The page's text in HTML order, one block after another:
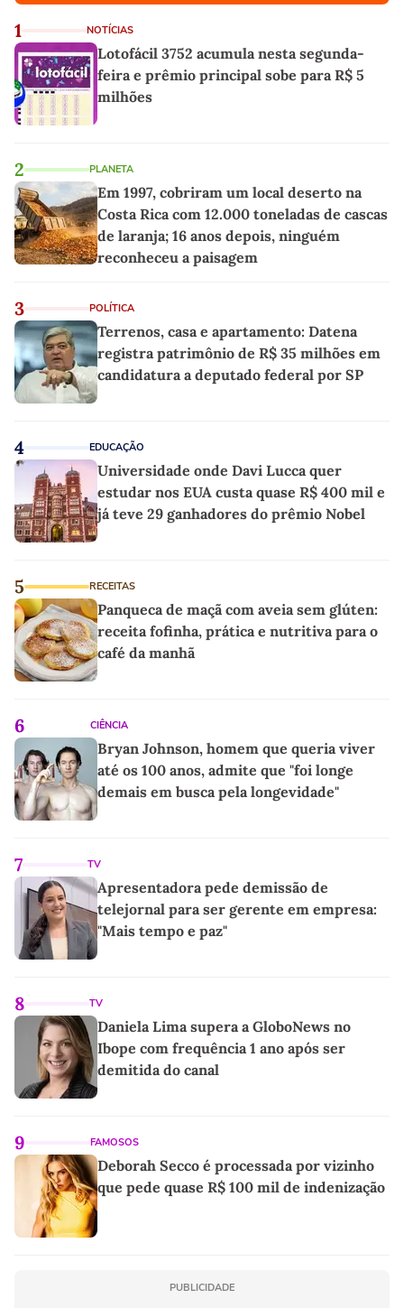
1 NOTÍCIAS
Lotofácil 3752 acumula nesta segunda-
feira e prêmio principal sobe para R$ 5
milhões
2 PLANETA
Em 1997, cobriram um local deserto na
Costa Rica com 12.000 toneladas de cascas
de laranja; 16 anos depois, ninguém
reconheceu a paisagem
3 POLÍTICA
Terrenos, casa e apartamento: Datena
registra patrimônio de R$ 35 milhões em
candidatura a deputado federal por SP
4 EDUCAÇÃO
Universidade onde Davi Lucca quer
estudar nos EUA custa quase R$ 400 mil e
já teve 29 ganhadores do prêmio Nobel
5 RECEITAS
Panqueca de maçã com aveia sem glúten:
receita fofinha, prática e nutritiva para o
café da manhã
6 CIÊNCIA
Bryan Johnson, homem que queria viver
até os 100 anos, admite que "foi longe
demais em busca pela longevidade"
7 TV
Apresentadora pede demissão de
telejornal para ser gerente em empresa:
"Mais tempo e paz"
8 TV
Daniela Lima supera a GloboNews no
Ibope com frequência 1 ano após ser
demitida do canal
9 FAMOSOS
Deborah Secco é processada por vizinho
que pede quase R$ 100 mil de indenização
PUBLICIDADE